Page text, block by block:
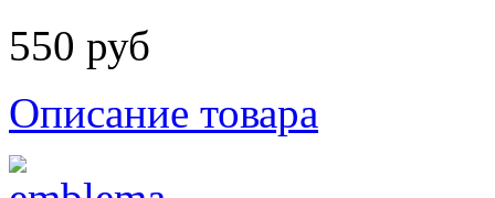
550 руб
Описание товара